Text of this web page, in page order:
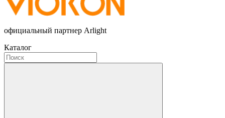
официальный партнер Arlight
Каталог